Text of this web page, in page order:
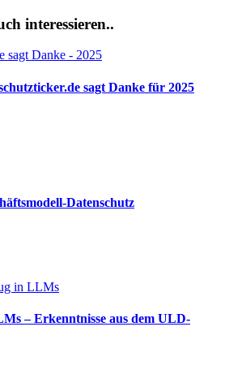
interessieren..
sagt Danke für 2025
Datenschutz
– Erkenntnisse aus dem ULD-